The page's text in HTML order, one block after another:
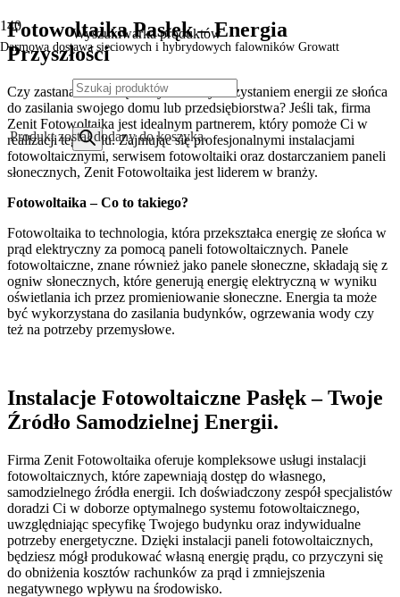
Darmowa dostawa sieciowych i hybrydowych falowników Growatt
Wyszukiwarka produktów
Produktzostał dodany do koszyka.
Fotowoltaika Pasłęk – Energia
Przyszłości
Czy zastanawiałeś się kiedyś nad wykorzystaniem energii ze słońca
do zasilania swojego domu lub przedsiębiorstwa? Jeśli tak, firma
Zenit Fotowoltaika jest idealnym partnerem, który pomoże Ci w
realizacji tego celu. Zajmując się profesjonalnymi instalacjami
fotowoltaicznymi, serwisem fotowoltaiki oraz dostarczaniem paneli
słonecznych, Zenit Fotowoltaika jest liderem w branży.
Fotowoltaika – Co to takiego?
Fotowoltaika to technologia, która przekształca energię ze słońca w
prąd elektryczny za pomocą paneli fotowoltaicznych. Panele
fotowoltaiczne, znane również jako panele słoneczne, składają się z
ogniw słonecznych, które generują energię elektryczną w wyniku
oświetlania ich przez promieniowanie słoneczne. Energia ta może
być wykorzystana do zasilania budynków, ogrzewania wody czy
też na potrzeby przemysłowe.
Instalacje Fotowoltaiczne Pasłęk – Twoje
Źródło Samodzielnej Energii.
Firma Zenit Fotowoltaika oferuje kompleksowe usługi instalacji
fotowoltaicznych, które zapewniają dostęp do własnego,
samodzielnego źródła energii. Ich doświadczony zespół specjalistów
doradzi Ci w doborze optymalnego systemu fotowoltaicznego,
uwzględniając specyfikę Twojego budynku oraz indywidualne
potrzeby energetyczne. Dzięki instalacji paneli fotowoltaicznych,
będziesz mógł produkować własną energię prądu, co przyczyni się
do obniżenia kosztów rachunków za prąd i zmniejszenia
negatywnego wpływu na środowisko.